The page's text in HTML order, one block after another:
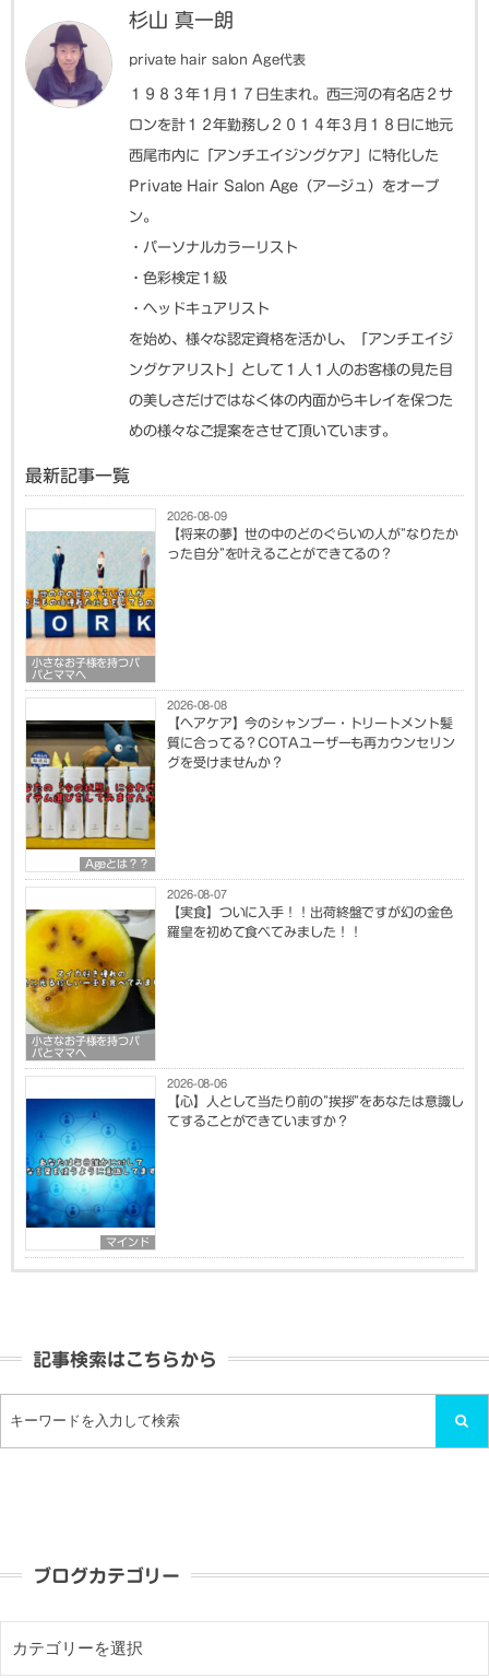
杉山 真一朗
private hair salon Age代表
１９８３年１月１７日生まれ。西三河の有名店２サ
ロンを計１２年勤務し２０１４年３月１８日に地元
西尾市内に「アンチエイジングケア」に特化した
Private Hair Salon Age（アージュ）をオープ
ン。
・パーソナルカラーリスト
・色彩検定１級
・ヘッドキュアリスト
を始め、様々な認定資格を活かし、「アンチエイジ
ングケアリスト」として１人１人のお客様の見た目
の美しさだけではなく体の内面からキレイを保つた
めの様々なご提案をさせて頂いています。
最新記事一覧
小さなお子様を持つパ
パとママへ
2026-08-09
【将来の夢】世の中のどのぐらいの人が”なりたか
った自分”を叶えることができてるの？
Ageとは？？
2026-08-08
【ヘアケア】今のシャンプー・トリートメント髪
質に合ってる？COTAユーザーも再カウンセリン
グを受けませんか？
小さなお子様を持つパ
パとママへ
2026-08-07
【実食】ついに入手！！出荷終盤ですが幻の金色
羅皇を初めて食べてみました！！
マインド
2026-08-06
【心】人として当たり前の”挨拶”をあなたは意識し
てすることができていますか？
記事検索はこちらから
ブログカテゴリー